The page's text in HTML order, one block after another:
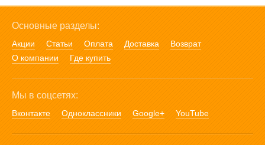
Основные разделы:
Акции Статьи Оплата Доставка
Возврат
О компании
Где купить
Мы в соцсетях:
Вконтакте Одноклассники Google+ YouTube